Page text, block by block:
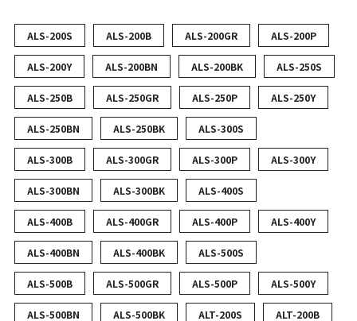
ALS-200S ALS-200B ALS-200GR ALS-200P
ALS-200Y ALS-200BN ALS-200BK ALS-250S
ALS-250B ALS-250GR ALS-250P ALS-250Y
ALS-250BN ALS-250BK ALS-300S
ALS-300B ALS-300GR ALS-300P ALS-300Y
ALS-300BN ALS-300BK ALS-400S
ALS-400B ALS-400GR ALS-400P ALS-400Y
ALS-400BN ALS-400BK ALS-500S
ALS-500B ALS-500GR ALS-500P ALS-500Y
ALS-500BN ALS-500BK ALT-200S ALT-200B